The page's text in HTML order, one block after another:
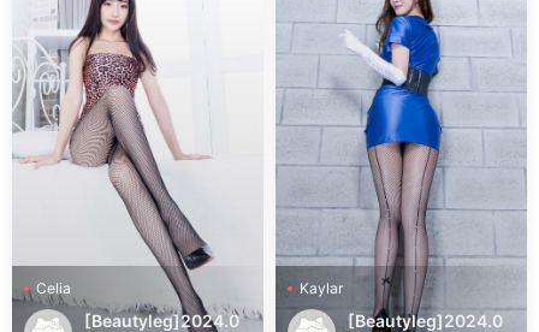
Celia
[Beautyleg]2024.0
Kaylar
[Beautyleg]2024.0